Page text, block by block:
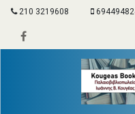
210 3219608